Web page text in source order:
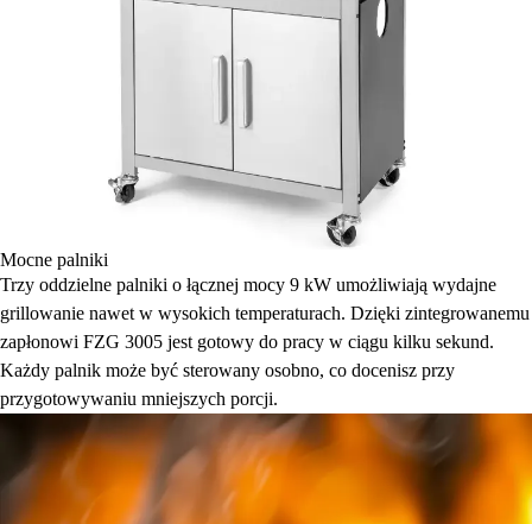
Mocne palniki
Trzy oddzielne palniki o łącznej mocy 9 kW umożliwiają wydajne
grillowanie nawet w wysokich temperaturach. Dzięki zintegrowanemu
zapłonowi FZG 3005 jest gotowy do pracy w ciągu kilku sekund.
Każdy palnik może być sterowany osobno, co docenisz przy
przygotowywaniu mniejszych porcji.